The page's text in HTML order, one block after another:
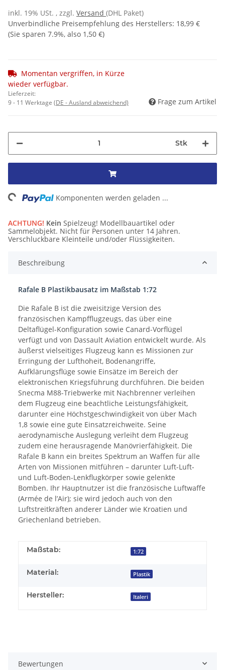
inkl. 19% USt. , zzgl. Versand (DHL Paket)
Unverbindliche Preisempfehlung des Herstellers: 18,99 €
(Sie sparen 7.9%, also 1,50 €)
Momentan vergriffen, in Kürze
wieder verfügbar.
Lieferzeit:
9 - 11 Werktage (DE - Ausland abweichend) Frage zum Artikel
Stk
Komponenten werden geladen ...
ACHTUNG! Kein Spielzeug! Modellbauartikel oder
Sammelobjekt. Nicht für Personen unter 14 Jahren.
Verschluckbare Kleinteile und/oder Flüssigkeiten.
Beschreibung
Rafale B Plastikbausatz im Maßstab 1:72
Die Rafale B ist die zweisitzige Version des
französischen Kampfflugzeugs, das über eine
Deltaflügel-Konfiguration sowie Canard-Vorflügel
verfügt und von Dassault Aviation entwickelt wurde. Als
äußerst vielseitiges Flugzeug kann es Missionen zur
Erringung der Lufthoheit, Bodenangriffe,
Aufklärungsflüge sowie Einsätze im Bereich der
elektronischen Kriegsführung durchführen. Die beiden
Snecma M88-Triebwerke mit Nachbrenner verleihen
dem Flugzeug eine beachtliche Leistungsfähigkeit,
darunter eine Höchstgeschwindigkeit von über Mach
1,8 sowie eine gute Einsatzreichweite. Seine
aerodynamische Auslegung verleiht dem Flugzeug
zudem eine herausragende Manövrierfähigkeit. Die
Rafale B kann ein breites Spektrum an Waffen für alle
Arten von Missionen mitführen – darunter Luft-Luft-
und Luft-Boden-Lenkflugkörper sowie gelenkte
Bomben. Ihr Hauptnutzer ist die französische Luftwaffe
(Armée de l’Air); sie wird jedoch auch von den
Luftstreitkräften anderer Länder wie Kroatien und
Griechenland betrieben.
Maßstab: 1:72
Material: Plastik
Hersteller: Italeri
Bewertungen